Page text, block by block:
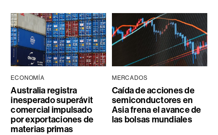
ECONOMÍA
Australia registra
inesperado superávit
comercial impulsado
por exportaciones de
materias primas
MERCADOS
Caída de acciones de
semiconductores en
Asia frena el avance de
las bolsas mundiales